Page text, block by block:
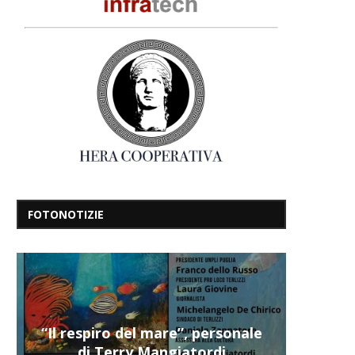
FOTONOTIZIE
“Il respiro del mare”, personale